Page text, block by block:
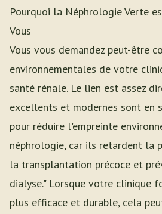
Pourquoi la Néphrologie Verte
Vous
Vous vous demandez peut-être
environnementales de votre
santé rénale. Le lien est assez
excellents et modernes sont en
pour réduire l'empreinte
néphrologie, car ils retardent la
la transplantation précoce et
dialyse." Lorsque votre clinique
plus efficace et durable, cela